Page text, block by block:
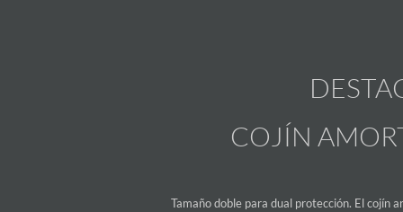
COJÍN
Tamaño doble para dual protección. El cojín